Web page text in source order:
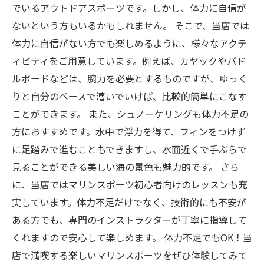
でいるアウトドアスポーツです。しかし、体力に自信が
ないという方もいるかもしれません。 そこで、当店では
体力に自信がない方でも楽しめるように、様々なアクテ
ィビティをご用意しています。例えば、カヤックやパド
ルボードなどは、腕力を必要とするものですが、ゆっく
りと自分のペースで漕いでいけば、比較的簡単にこなす
ことができます。 また、シュノーケリングも体力不足の
方におすすめです。水中で浮力を得て、フィンをつけず
に足踏みで進むこともできますし、水面近くで手ぶらで
見ることができる美しい海の景色も魅力的です。 さら
に、当店ではマリンスポーツ初心者向けのレッスンも充
実しています。体力不足だけでなく、技術的にも不安が
ある方でも、専門のインストラクターが丁寧に指導して
くれますので安心して楽しめます。 体力不足でもOK！当
店で満喫する楽しいマリンスポーツをぜひ体験してみて